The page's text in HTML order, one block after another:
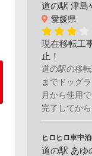
道の駅 津島
愛媛県
現在移転工
止！
道の駅の移
までドッグ
月から使用
完了してから
ヒロヒロ車中
道の駅 あゆ